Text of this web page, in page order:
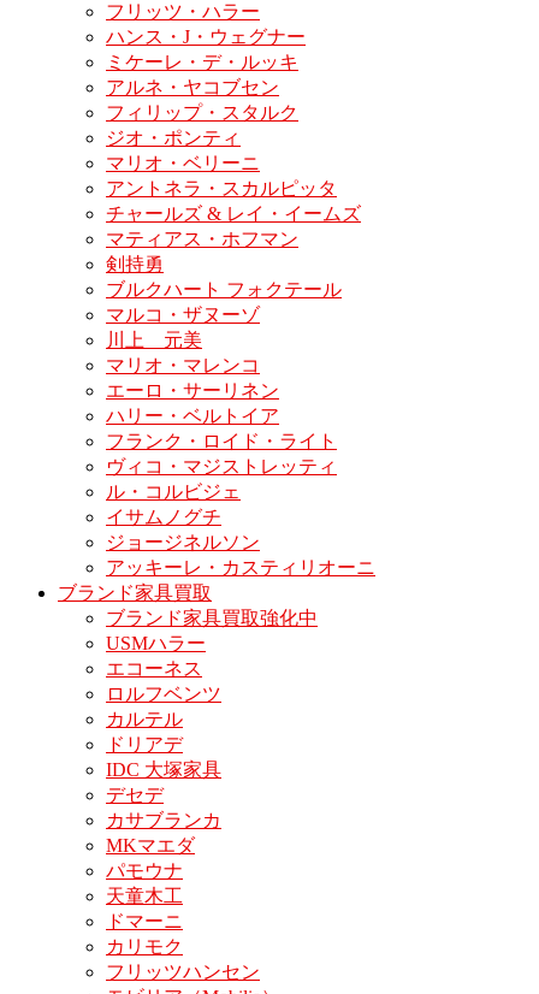
フリッツ・ハラー
ハンス・J・ウェグナー
ミケーレ・デ・ルッキ
アルネ・ヤコブセン
フィリップ・スタルク
ジオ・ポンティ
マリオ・ベリーニ
アントネラ・スカルピッタ
チャールズ & レイ・イームズ
マティアス・ホフマン
剣持勇
ブルクハート フォクテール
マルコ・ザヌーゾ
川上 元美
マリオ・マレンコ
エーロ・サーリネン
ハリー・ベルトイア
フランク・ロイド・ライト
ヴィコ・マジストレッティ
ル・コルビジェ
イサムノグチ
ジョージネルソン
アッキーレ・カスティリオーニ
ブランド家具買取
ブランド家具買取強化中
USMハラー
エコーネス
ロルフベンツ
カルテル
ドリアデ
IDC 大塚家具
デセデ
カサブランカ
MKマエダ
パモウナ
天童木工
ドマーニ
カリモク
フリッツハンセン